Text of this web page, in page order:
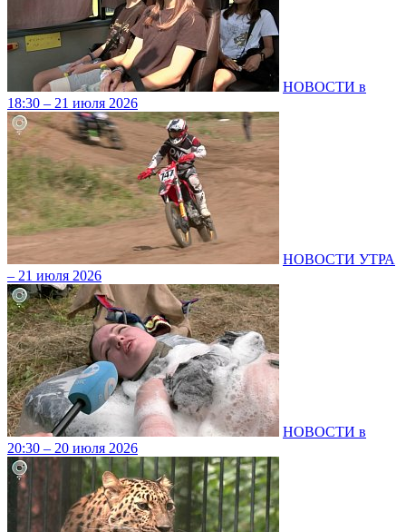
НОВОСТИ в
18:30 – 21 июля 2026
НОВОСТИ УТРА
– 21 июля 2026
НОВОСТИ в
20:30 – 20 июля 2026